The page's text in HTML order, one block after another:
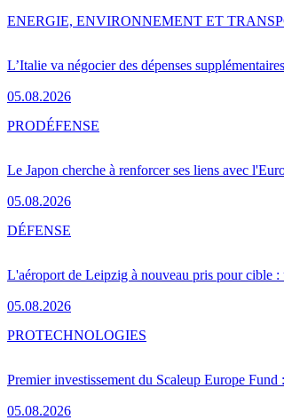
L’Italie va négocier des dépenses
05.08.2026
ENERGIE, ENVIRONNEMENT ET
Le Japon cherche à renforcer ses liens avec
05.08.2026
PRODÉFENSE
L'aéroport de Leipzig à nouveau pris pour cible :
05.08.2026
DÉFENSE
Premier investissement du Scaleup Europe
05.08.2026
PROTECHNOLOGIES